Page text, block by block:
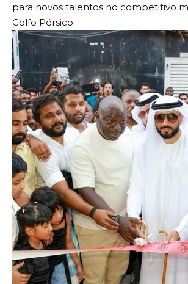
para novos talentos no competitivo
Golfo Pérsico.